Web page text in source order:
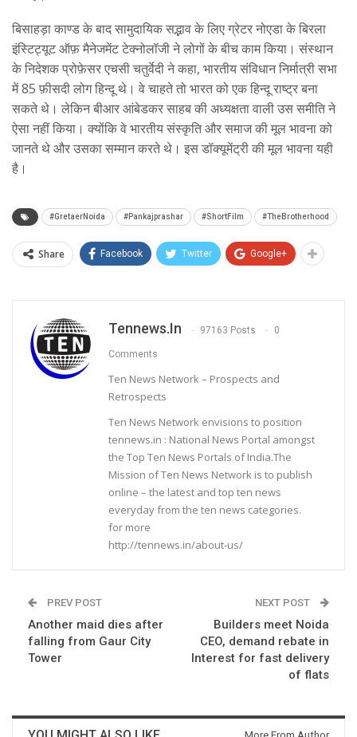
बिसाहड़ा काण्ड के बाद सामुदायिक सद्भाव के लिए ग्रेटर नोएडा के बिरला
इंस्टिट्यूट ऑफ़ मैनेजमेंट टेक्नोलॉजी ने लोगों के बीच काम किया। संस्थान
के निदेशक प्रोफ़ेसर एचसी चतुर्वेदी ने कहा, भारतीय संविधान निर्मात्री सभा
में 85 फ़ीसदी लोग हिन्दू थे। वे चाहते तो भारत को एक हिन्दू राष्ट्र बना
सकते थे। लेकिन बीआर आंबेडकर साहब की अध्यक्षता वाली उस समीति ने
ऐसा नहीं किया। क्योंकि वे भारतीय संस्कृति और समाज की मूल भावना को
जानते थे और उसका सम्मान करते थे। इस डॉक्यूमेंट्री की मूल भावना यही
है।
#GretaerNoida #Pankajprashar #ShortFilm #TheBrotherhood
Share Facebook Twitter Google+
Tennews.in 97163 Posts 0
Comments
Ten News Network – Prospects and
Retrospects
Ten News Network envisions to position
tennews.in : National News Portal amongst
the Top Ten News Portals of India.The
Mission of Ten News Network is to publish
online – the latest and top ten news
everyday from the ten news categories.
for more
http://tennews.in/about-us/
PREV POST
Another maid dies after
falling from Gaur City
Tower
NEXT POST
Builders meet Noida
CEO, demand rebate in
Interest for fast delivery
of flats